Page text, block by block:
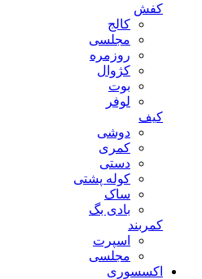
کفش
کالج
مجلسی
روزمره
کژوال
بوت
لوفر
کیف
دوشی
کمری
دستی
کوله پشتی
ساک
بادی بگ
کمربند
اسپرت
مجلسی
اکسسوری